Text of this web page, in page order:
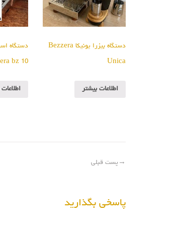
دستگاه بیزرا یونیکا Bezzera
Unica
اطلاعات بیشتر
دستگاه
bz 10
→ پست قبلی
پاسخی بگذارید